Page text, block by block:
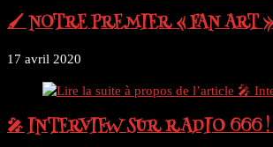
🖌 NOTRE PREMIER « FAN ART
17 avril 2020
🎤 INTERVIEW SUR RADIO 666 !